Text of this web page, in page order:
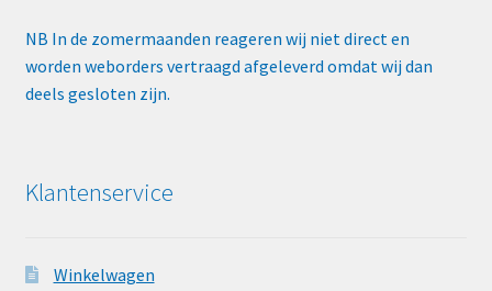
NB In de zomermaanden reageren wij niet direct en
worden weborders vertraagd afgeleverd omdat wij dan
deels gesloten zijn.
Klantenservice
Winkelwagen